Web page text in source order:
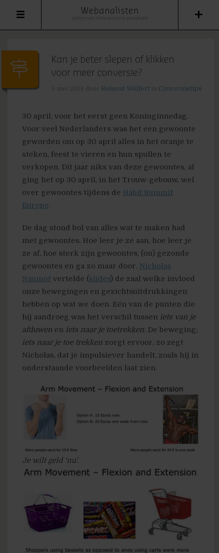
Webanalisten
Kan je beter slepen of klikken
voor meer conversie?
Reinout Wolfert Conversietips
30 april, voor het eerst geen Koninginnedag.
Voor veel Nederlanders was het een gewoonte
geworden om op 30 april alles in het oranje te
steken, feest te vieren en hun spullen te
verkopen. Dit jaar niks van deze gewoontes, al
ging het op 30 april, in het Trouw-gebouw, wel
over gewoontes tijdens de Habit Summit
Europe.
De dag stond bol van alles wat te maken had
met gewoontes. Hoe leer je ze aan, hoe leer je
ze af, hoe sterk zijn gewoontes, (on) gezonde
gewoontes en ga zo maar door. Nicholas
Naumof vertelde (slides) de zaal welke invloed
onze bewegingen en gezichtsuitdrukkingen
hebben op wat we doen. Eén van de punten die
hij aandroeg was het verschil tussen iets van je
afduwen en iets naar je toetrekken. De beweging;
iets naar je toe trekken zorgt ervoor, zo zegt
Nicholas, dat je impulsiever handelt, zoals hij in
onderstaande voorbeelden laat zien.
Je wilt geld ‘nu’.